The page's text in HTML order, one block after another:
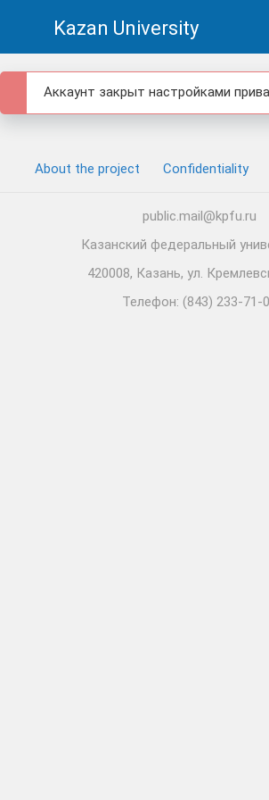
Kazan University
Аккаунт закрыт настройками
About the project Confidentiality
public.mail@kpfu.ru
Казанский федеральный
420008, Казань, ул.
Телефон: (843) 233-71-